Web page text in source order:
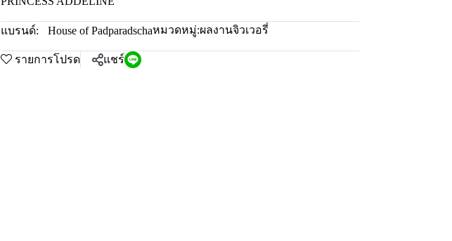
แบรนด์: House of Padparadschaหมวดหมู่:ผลงานจิวเวอรี่
รายการโปรด แชร์